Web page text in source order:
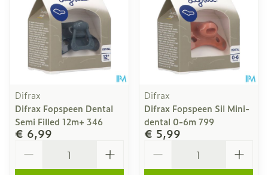
Difrax
Difrax Fopspeen Dental
Semi Filled 12m+ 346
€ 6,99
Difrax
Difrax Fopspeen Sil Mini-
dental 0-6m 799
€ 5,99